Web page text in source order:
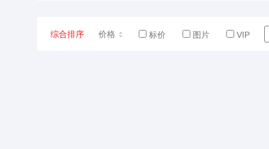
综合排序 价格 标价 图片 VIP